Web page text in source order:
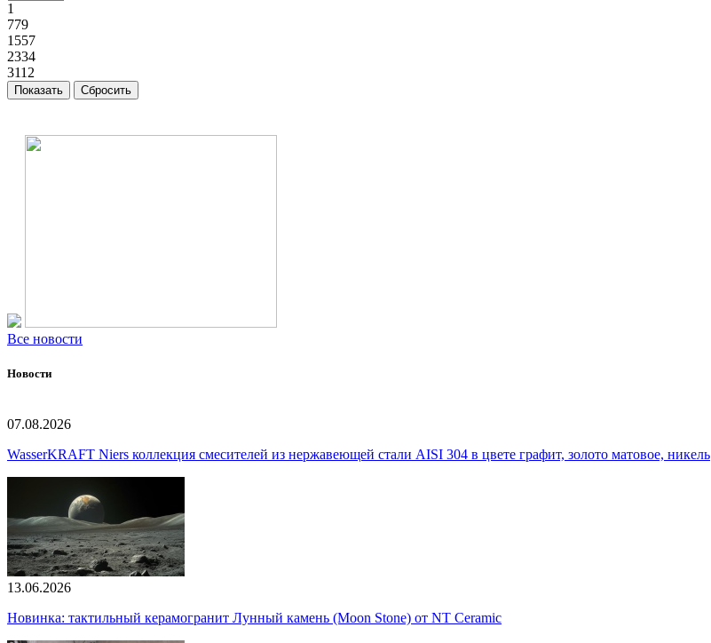
1
779
1557
2334
3112
Все новости
Новости
07.08.2026
WasserKRAFT Niers коллекция смесителей из нержавеющей стали AISI 304 в цвете графит, золото матовое, никель
13.06.2026
Новинка: тактильный керамогранит Лунный камень (Moon Stone) от NT Ceramic